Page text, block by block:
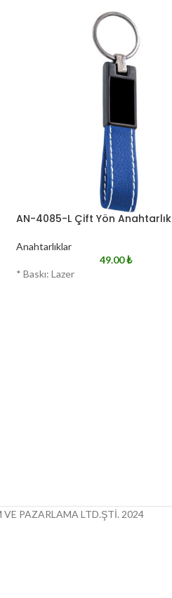
AN-4085-L Çift Yön Anahtarlık
Anahtarlıklar
49.00₺
* Baskı: Lazer
PAZARLAMA LTD.ŞTİ. 2024